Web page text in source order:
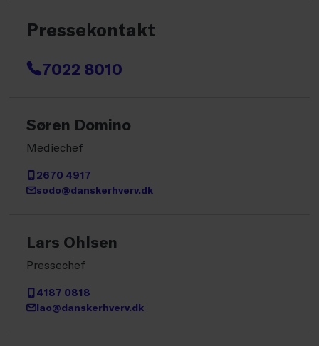
Pressekontakt
7022 8010
Søren Domino
Mediechef
2670 4917
sodo@danskerhverv.dk
Lars Ohlsen
Pressechef
4187 0818
lao@danskerhverv.dk